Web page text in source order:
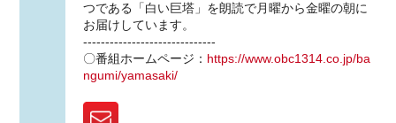
つである「白い巨塔」を朗読で月曜から金曜の朝に
お届けしています。
------------------------------
〇番組ホームページ： https://www.obc1314.co.jp/ba
ngumi/yamasaki/